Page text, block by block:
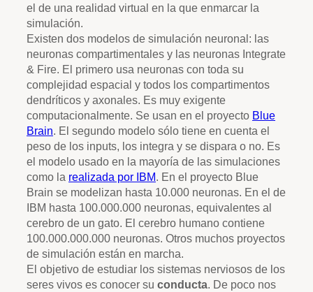
el de una realidad virtual en la que enmarcar la
simulación.
Existen dos modelos de simulación neuronal: las
neuronas compartimentales y las neuronas Integrate
& Fire. El primero usa neuronas con toda su
complejidad espacial y todos los compartimentos
dendríticos y axonales. Es muy exigente
computacionalmente. Se usan en el proyecto Blue
Brain. El segundo modelo sólo tiene en cuenta el
peso de los inputs, los integra y se dispara o no. Es
el modelo usado en la mayoría de las simulaciones
como la realizada por IBM. En el proyecto Blue
Brain se modelizan hasta 10.000 neuronas. En el de
IBM hasta 100.000.000 neuronas, equivalentes al
cerebro de un gato. El cerebro humano contiene
100.000.000.000 neuronas. Otros muchos proyectos
de simulación están en marcha.
El objetivo de estudiar los sistemas nerviosos de los
seres vivos es conocer su conducta. De poco nos